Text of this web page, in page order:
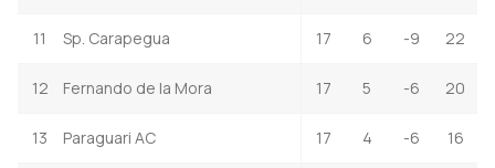
11 Sp. Carapegua 17 6 -9 22
12 Fernando de la Mora 17 5 -6 20
13 Paraguari AC 17 4 -6 16